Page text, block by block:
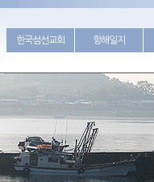
한국섬선교회 항해일지